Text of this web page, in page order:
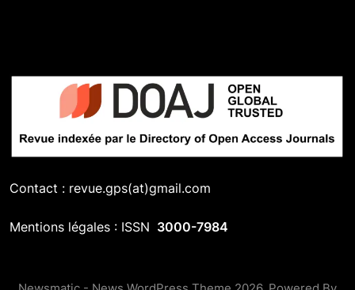
Contact : revue.gps(at)gmail.com
Mentions légales : ISSN 3000-7984